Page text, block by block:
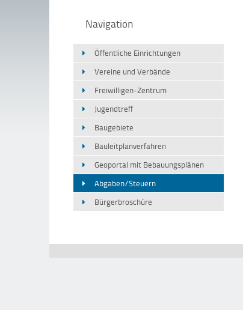
Navigation
Öffentliche Einrichtungen
Vereine und Verbände
Freiwilligen-Zentrum
Jugendtreff
Baugebiete
Bauleitplanverfahren
Geoportal mit Bebauungsplänen
Abgaben/Steuern
Bürgerbroschüre